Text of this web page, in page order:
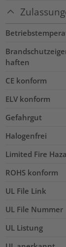
haften
CE konform
ELV konform
Gefahrgut
Halogenfrei
Limited Fire
ROHS konform
UL File Link
UL File Nummer
UL Listung